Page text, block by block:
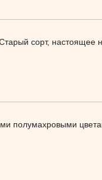
сорт, настоящее
полумахровыми